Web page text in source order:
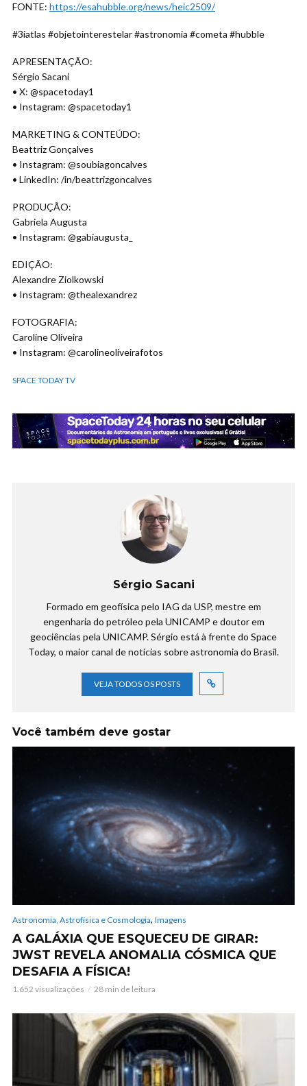
FONTE: https://esahubble.org/news/heic2509/
#3iatlas #objetointerestelar #astronomia #cometa #hubble
APRESENTAÇÃO:
Sérgio Sacani
• X: @spacetoday1
• Instagram: @spacetoday1
MARKETING & CONTEÚDO:
Beattriz Gonçalves
• Instagram: @soubiagoncalves
• LinkedIn: /in/beattrizgoncalves
PRODUÇÃO:
Gabriela Augusta
• Instagram: @gabiaugusta_
EDIÇÃO:
Alexandre Ziolkowski
• Instagram: @thealexandrez
FOTOGRAFIA:
Caroline Oliveira
• Instagram: @carolineoliveirafotos
SPACE TODAY TV
Sérgio Sacani
Formado em geofísica pelo IAG da USP, mestre em
engenharia do petróleo pela UNICAMP e doutor em
geociências pela UNICAMP. Sérgio está à frente do Space
Today, o maior canal de notícias sobre astronomia do Brasil.
VEJA TODOS OS POSTS
Você também deve gostar
Astronomia, Astrofísica e Cosmologia, Imagens
A GALÁXIA QUE ESQUECEU DE GIRAR:
JWST REVELA ANOMALIA CÓSMICA QUE
DESAFIA A FÍSICA!
1.652 visualizações 28 min de leitura